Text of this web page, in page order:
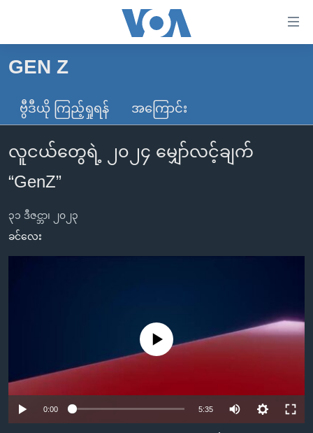
လွယ်ကူ
သည့်
များ
ပင်မ
သို့
ကျော်
ကျော်
ကြည့်
မူလစာမျက်နှာ
မြန်မာ
ကမ္ဘာ့သတင်းများ
နိုင်ငံတကာ
အမေရိကန်
အစ္စရေး-ပါလက်စတိုင်း
ဗွီဒီယို
သတင်းလွတ်လပ်ခွင့်
အင်္ဂလိပ်စာလေ့လာမယ်
ဗွီအိုအေ လူမှုကွန်ယက်များ
GEN Z
ဗွီဒီယို ကြည့်ရှုရန် အကြောင်း
လူငယ်တွေရဲ့ ၂၀၂၄ မျှော်လင့်ချက်
“GenZ”
၃၁ ဒီဇင္ဘာ၊ ၂၀၂၃
ခင်လေး
No media source currently available
0:00 5:35